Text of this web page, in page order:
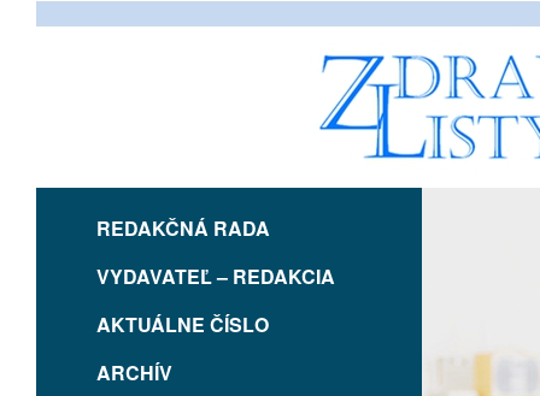
REDAKČNÁ RADA
VYDAVATEĽ – REDAKCIA
AKTUÁLNE ČÍSLO
ARCHÍV